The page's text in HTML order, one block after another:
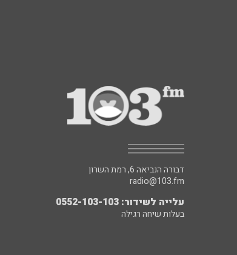
דבורה הנביאה 6, רמת השרון
radio@103.fm
עלייה לשידור: 0552-103-103
בעלות שיחה רגילה